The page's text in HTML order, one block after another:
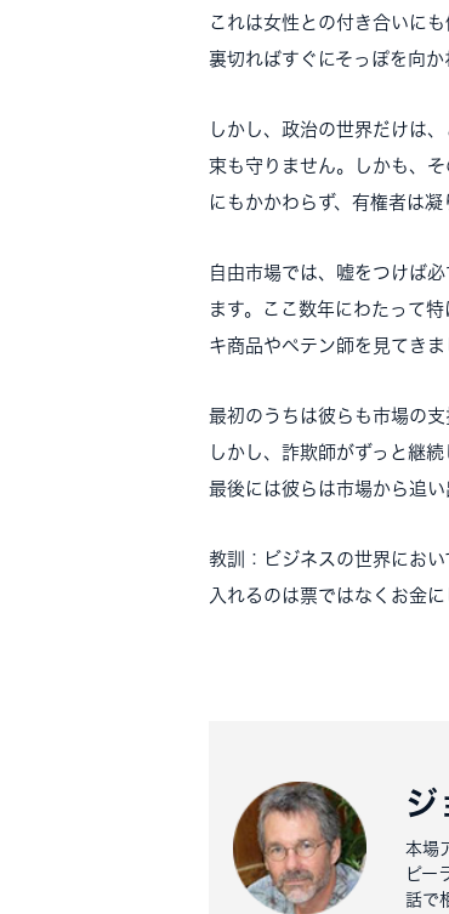
これは女性との付き合いに
裏切ればすぐにそっぽを向か
しかし、政治の世界だけは
束も守りません。しかも、
にもかかわらず、有権者は
自由市場では、嘘をつけば
ます。ここ数年にわたって
キ商品やペテン師を見てきま
最初のうちは彼らも市場の
しかし、詐欺師がずっと継
最後には彼らは市場から追
教訓：ビジネスの世界にお
入れるのは票ではなくお金
ジ
本場
ピー
話で